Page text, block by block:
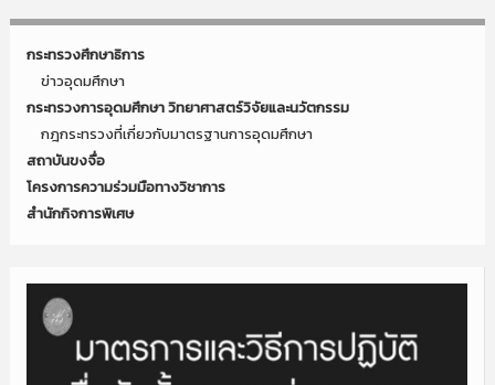
กระทรวงศึกษาธิการ
ข่าวอุดมศึกษา
กระทรวงการอุดมศึกษา วิทยาศาสตร์วิจัยและนวัตกรรม
กฎกระทรวงที่เกี่ยวกับมาตรฐานการอุดมศึกษา
สถาบันขงจื่อ
โครงการความร่วมมือทางวิชาการ
สำนักกิจการพิเศษ